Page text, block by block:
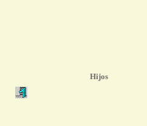
Hijos